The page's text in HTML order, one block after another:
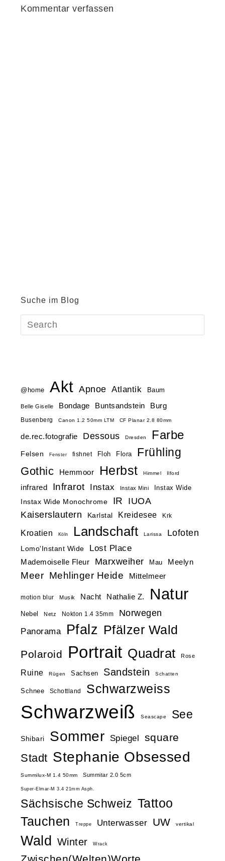
Kommentar verfassen
Suche im Blog
@home Akt Apnoe Atlantik Baum
Belle Giselle Bondage Buntsandstein Burg
Busenberg Canon 1.2 50mm LTM CF Planar 2.8 80mm
de.rec.fotografie Dessous Dresden Farbe
Felsen Fenster fishnet Floh Flora Frühling
Gothic Hemmoor Herbst Himmel Ilford
infrared Infrarot Instax Instax Mini
Instax Wide
Instax Wide Monochrome
IR
IUOA
Kaiserslautern
Karlstal Kreidesee Krk
Kroatien Köln Landschaft Larissa Lofoten
Lomo'Instant Wide Lost Place
Mademoiselle Fleur Marxweiher Mau Meelyn
Meer Mehlinger Heide Mittelmeer
motion blur Musik Nacht Nathalie Z. Natur
Nebel Netz Nokton 1.4 35mm Norwegen
Panorama Pfalz Pfälzer Wald
Polaroid Portrait Quadrat Rose
Ruine Rügen Sachsen Sandstein Schatten
Schnee Schottland Schwarzweiss
Schwarzweiß Seascape See
Shibari Sommer Spiegel square
Stadt Stephanie Obsessed
Summilux-M 1.4 50mm Summitar 2.0 5cm
Super-Elmar-M 3.4 21mm Asph.
Sächsische Schweiz Tattoo
Tauchen
Treppe Unterwasser UW vertikal
Wald Winter Wrack